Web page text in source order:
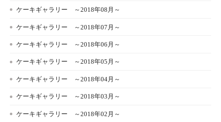
ケーキギャラリー ～2018年08月～
ケーキギャラリー ～2018年07月～
ケーキギャラリー ～2018年06月～
ケーキギャラリー ～2018年05月～
ケーキギャラリー ～2018年04月～
ケーキギャラリー ～2018年03月～
ケーキギャラリー ～2018年02月～